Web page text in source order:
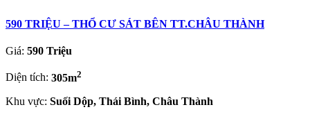
590 TRIỆU – THỔ CƯ SÁT BÊN TT.CHÂU THÀNH
Giá: 590 Triệu
Diện tích: 305m2
Khu vực: Suối Dộp, Thái Bình, Châu Thành